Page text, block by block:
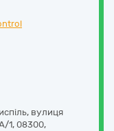
вулиця
1, 08300,